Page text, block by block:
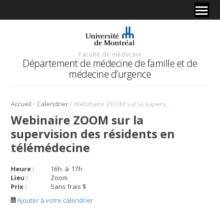
Faculté de médecine
Département de médecine de famille et de
médecine d’urgence
Accueil / Calendrier/ Webinaire ZOOM sur la supervision des résidents en télémédecine
Webinaire ZOOM sur la
supervision des résidents en
télémédecine
Heure : 16h à 17h
Lieu :
Zoom
Prix :
Sans frais $
Ajouter à votre calendrier